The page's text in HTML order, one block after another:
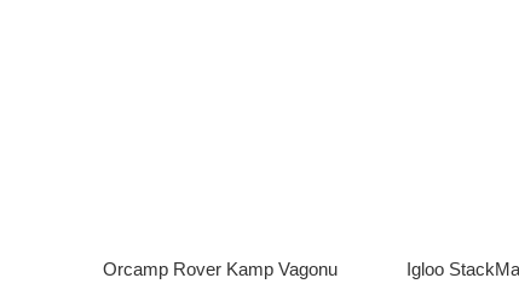
Orcamp Rover Kamp Vagonu
Igloo